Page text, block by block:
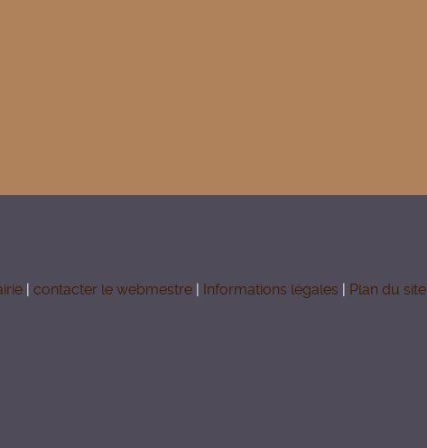
contacter le webmestre Informations légales Plan du site